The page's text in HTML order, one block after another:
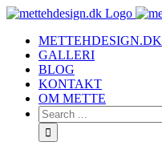
METTEHDESIGN.DK
GALLERI
BLOG
KONTAKT
OM METTE